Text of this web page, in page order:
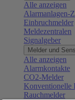
Alle anzeigen
Alarmanlagen-
Einbruchmelder
Meldezentralen
Signalgeber
Melder und
Alle anzeigen
Alarmkontakte
CO2-Melder
Konventionelle
Rauchmelder